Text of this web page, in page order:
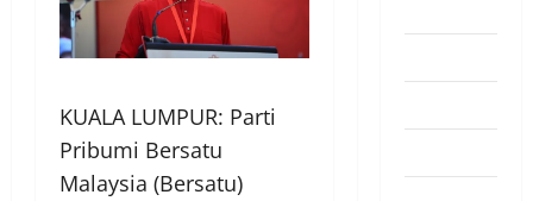
KUALA LUMPUR: Parti
Pribumi Bersatu
Malaysia (Bersatu)